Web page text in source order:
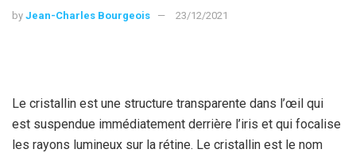
by Jean-Charles Bourgeois 23/12/2021
Le cristallin est une structure transparente dans l’œil qui
est suspendue immédiatement derrière l’iris et qui focalise
les rayons lumineux sur la rétine. Le cristallin est le nom